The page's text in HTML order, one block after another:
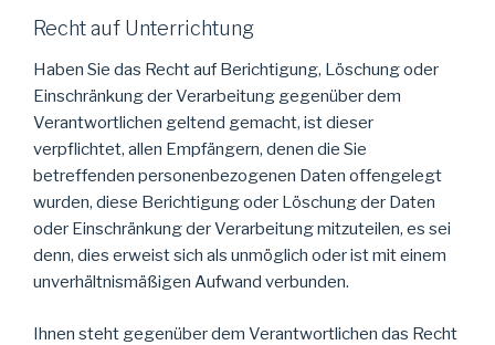
Recht auf Unterrichtung
Haben Sie das Recht auf Berichtigung, Löschung oder
Einschränkung der Verarbeitung gegenüber dem
Verantwortlichen geltend gemacht, ist dieser
verpflichtet, allen Empfängern, denen die Sie
betreffenden personenbezogenen Daten offengelegt
wurden, diese Berichtigung oder Löschung der Daten
oder Einschränkung der Verarbeitung mitzuteilen, es sei
denn, dies erweist sich als unmöglich oder ist mit einem
unverhältnismäßigen Aufwand verbunden.
Ihnen steht gegenüber dem Verantwortlichen das Recht